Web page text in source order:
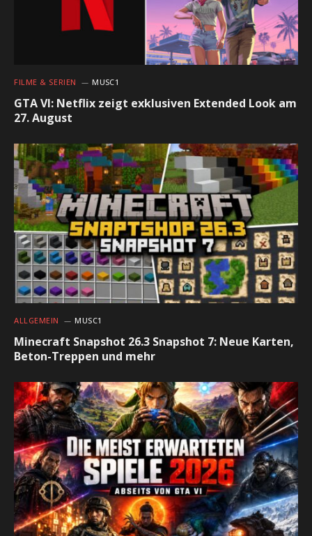
FILME & SERIEN MUSC1
GTA VI: Netflix zeigt exklusiven Extended Look am
27. August
ALLGEMEIN MUSC1
Minecraft Snapshot 26.3 Snapshot 7: Neue Karten,
Beton-Treppen und mehr